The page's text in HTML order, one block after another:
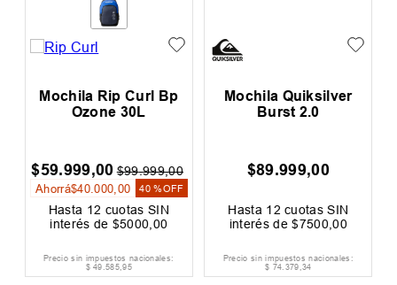
Mochila Rip Curl Bp
Ozone 30L
$59.999,00 $99.999,00
Ahorrá$40.000 00 40 %OFF
Hasta 12 cuotas SIN
interés de $5000 00
Precio sin impuestos nacionales:
$ 49.585,95
Mochila Quiksilver
Burst 2.0
$89.999,00
Hasta 12 cuotas SIN
interés de$7500 ,00
Precio sin impuestos nacionales:
$ 74.379,34